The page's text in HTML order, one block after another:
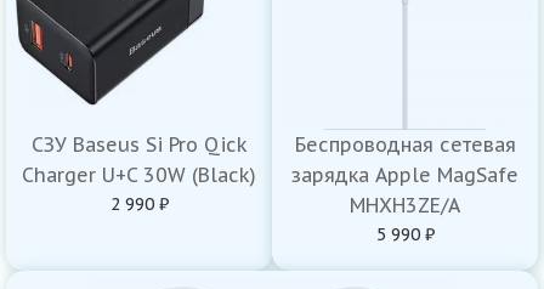
СЗУ Baseus Si Pro Qick
Charger U+C 30W (Black)
2 990 ₽
Беспроводная сетевая
зарядка Apple MagSafe
MHXH3ZE/A
5 990 ₽